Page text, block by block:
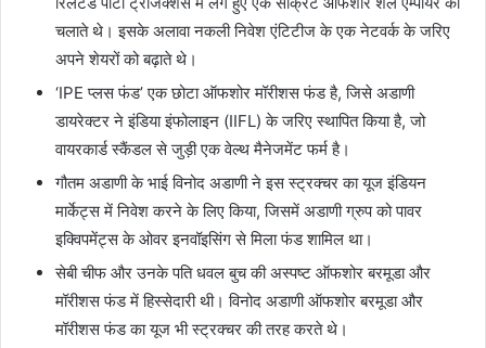
चलाते थे। इसके अलावा नकली निवेश एंटिटीज के एक नेटवर्क के जरिए
अपने शेयरों को बढ़ाते थे।
‘IPE प्लस फंड’ एक छोटा ऑफशोर मॉरीशस फंड है, जिसे अडाणी
डायरेक्टर ने इंडिया इंफोलाइन (IIFL) के जरिए स्थापित किया है, जो
वायरकार्ड स्कैंडल से जुड़ी एक वेल्थ मैनेजमेंट फर्म है।
गौतम अडाणी के भाई विनोद अडाणी ने इस स्ट्रक्चर का यूज इंडियन
मार्केट्स में निवेश करने के लिए किया, जिसमें अडाणी ग्रुप को पावर
इक्विपमेंट्स के ओवर इनवॉइसिंग से मिला फंड शामिल था।
सेबी चीफ और उनके पति धवल बुच की अस्पष्ट ऑफशोर बरमूडा और
मॉरीशस फंड में हिस्सेदारी थी। विनोद अडाणी ऑफशोर बरमूडा और
मॉरीशस फंड का यूज भी स्ट्रक्चर की तरह करते थे।